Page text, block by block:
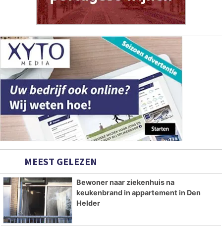
MEEST GELEZEN
Bewoner naar ziekenhuis na
keukenbrand in appartement in Den
Helder